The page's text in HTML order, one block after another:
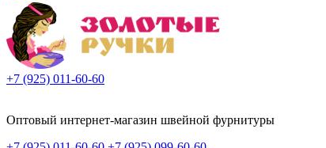
+7 (925) 011-60-60
Оптовый интернет-магазин швейной фурнитуры